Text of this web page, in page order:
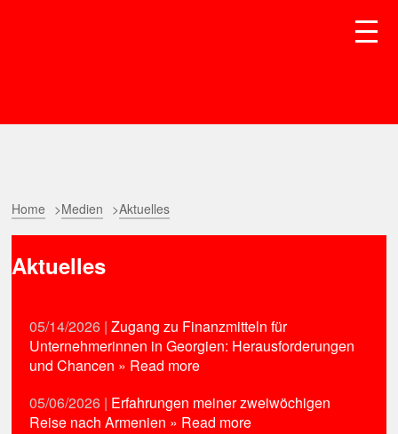
Home Medien Aktuelles
Aktuelles
05/14/2026 |Zugang zu Finanzmitteln für
Unternehmerinnen in Georgien: Herausforderungen
und Chancen » Read more
05/06/2026 | Erfahrungen meiner zweiwöchigen
Reise nach Armenien » Read more